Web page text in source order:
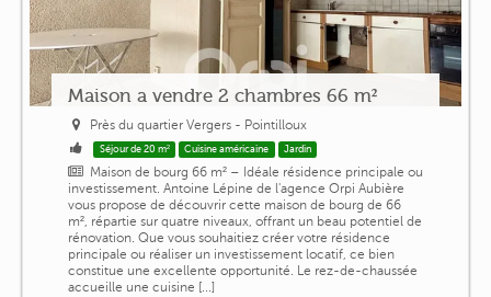
Maison a vendre 2 chambres 66 m²
Près du quartier Vergers - Pointilloux
Séjour de 20 m² Cuisine américaine Jardin
Maison de bourg 66 m² – Idéale résidence principale ou
investissement. Antoine Lépine de l'agence Orpi Aubière
vous propose de découvrir cette maison de bourg de 66
m², répartie sur quatre niveaux, offrant un beau potentiel de
rénovation. Que vous souhaitiez créer votre résidence
principale ou réaliser un investissement locatif, ce bien
constitue une excellente opportunité. Le rez-de-chaussée
accueille une cuisine [...]